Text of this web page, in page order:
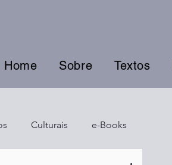
Home Sobre Textos
Culturais e-Books